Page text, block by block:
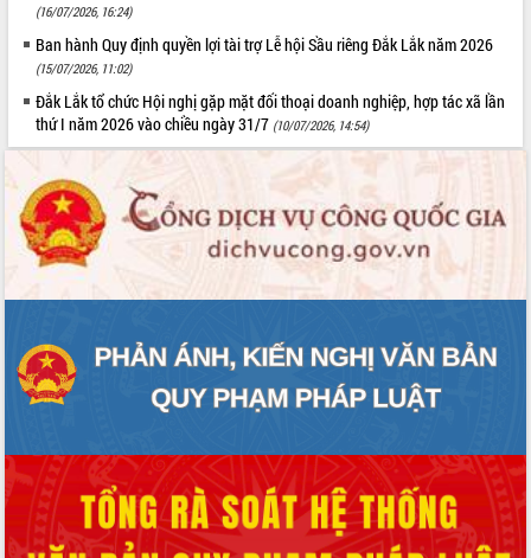
(16/07/2026, 16:24)
Ban hành Quy định quyền lợi tài trợ Lễ hội Sầu riêng Đắk Lắk năm 2026
(15/07/2026, 11:02)
Đắk Lắk tổ chức Hội nghị gặp mặt đối thoại doanh nghiệp, hợp tác xã lần
thứ I năm 2026 vào chiều ngày 31/7 (10/07/2026, 14:54)